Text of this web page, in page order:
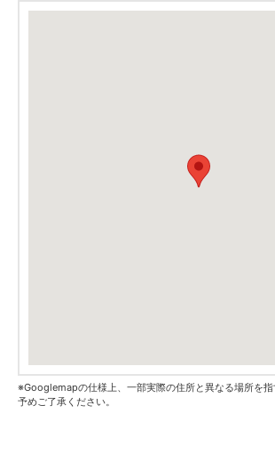
※Googlemapの仕様上、一部実際の住所と異なる場所を指
予めご了承ください。